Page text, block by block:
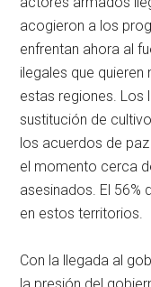
acogieron a los
enfrentan ahora al
ilegales que
estas regiones. Los
sustitución de
los acuerdos de
el momento cerca
asesinados. El 56%
en estos territorios.
Con la llegada al